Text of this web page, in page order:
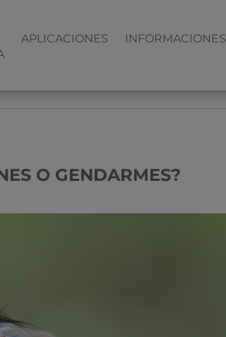
APLICACIONES INFORMACIONES
O GENDARMES?